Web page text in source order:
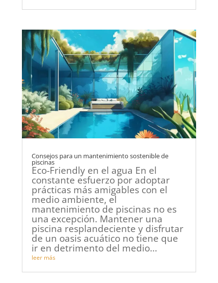
Consejos para un mantenimiento sostenible de
piscinas
Eco-Friendly en el agua En el
constante esfuerzo por adoptar
prácticas más amigables con el
medio ambiente, el
mantenimiento de piscinas no es
una excepción. Mantener una
piscina resplandeciente y disfrutar
de un oasis acuático no tiene que
ir en detrimento del medio...
leer más